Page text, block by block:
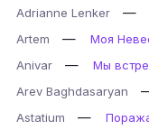
Adrianne Lenker
—
Artem
—
Моя
Anivar
—
Мы
Arev Baghdasaryan
Astatium
—